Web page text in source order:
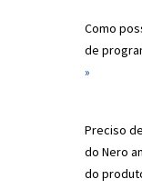
Como
de
»
Preciso
do Nero
do